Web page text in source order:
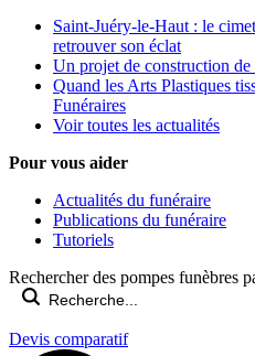
Saint-Juéry-le-Haut : le
retrouver son éclat
Un projet de construction
Quand les Arts Plastiques
Funéraires
Voir toutes les actualités
Pour vous aider
Actualités du funéraire
Publications du funéraire
Tutoriels
Rechercher des pompes funèbres
Devis comparatif